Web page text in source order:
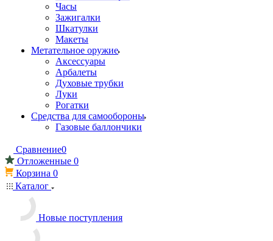
Часы
Зажигалки
Шкатулки
Макеты
Метательное оружие
Аксессуары
Арбалеты
Духовые трубки
Луки
Рогатки
Средства для самообороны
Газовые баллончики
Сравнение0
Отложенные 0
Корзина 0
Каталог
Новые поступления